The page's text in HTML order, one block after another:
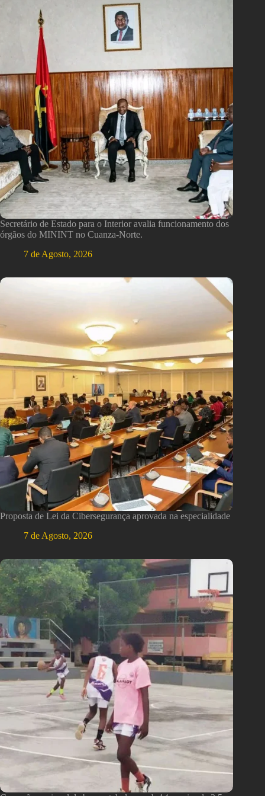
Secretário de Estado para o Interior avalia funcionamento dos
órgãos do MININT no Cuanza-Norte.
7 de Agosto, 2026
Proposta de Lei da Cibersegurança aprovada na especialidade
7 de Agosto, 2026